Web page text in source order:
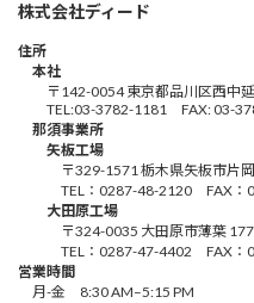
株式会社ディード
住所
本社
〒142-0054 東京都品川区西中延
TEL:03-3782-1181 FAX: 03-
那須事業所
矢板工場
〒329-1571 栃木県矢板市片
TEL：0287-48-2120 FAX：
大田原工場
〒324-0035 大田原市薄葉
TEL：0287-47-4402 FAX：
営業時間
月-金 8:30 AM–5:15 PM